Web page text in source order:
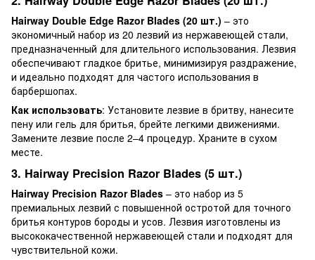
Hairway Double Edge Razor Blades (20 шт.) – это
экономичный набор из 20 лезвий из нержавеющей стали,
предназначенный для длительного использования. Лезвия
обеспечивают гладкое бритье, минимизируя раздражение,
и идеально подходят для частого использования в
барбершопах.
Как использовать: Установите лезвие в бритву, нанесите
пену или гель для бритья, брейте легкими движениями.
Замените лезвие после 2–4 процедур. Храните в сухом
месте.
3. Hairway Precision Razor Blades (5 шт.)
Hairway Precision Razor Blades – это набор из 5
премиальных лезвий с повышенной остротой для точного
бритья контуров бороды и усов. Лезвия изготовлены из
высококачественной нержавеющей стали и подходят для
чувствительной кожи.